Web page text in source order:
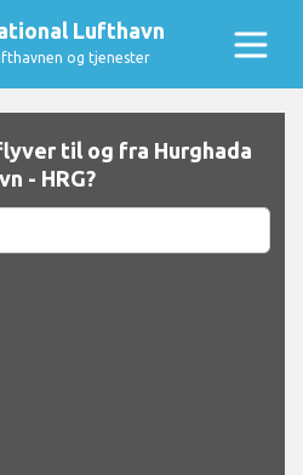
Lufthavn
og tjenester
til og fra Hurghada
- HRG?